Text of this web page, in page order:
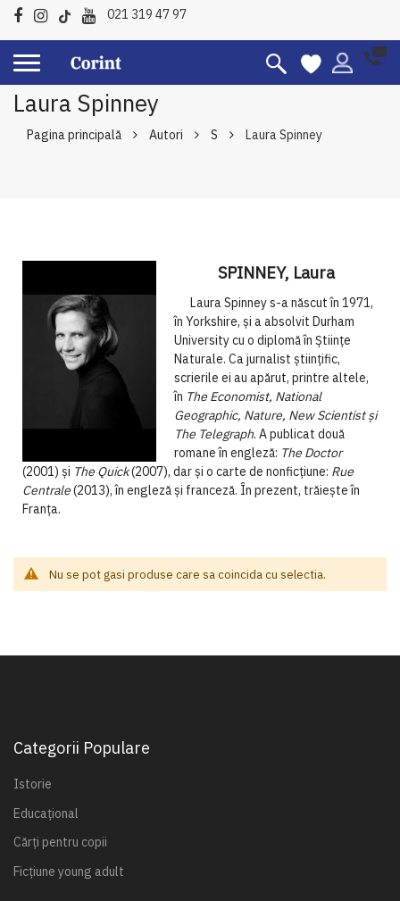
021 319 47 97
Laura Spinney
Pagina principală Autori S Laura Spinney
SPINNEY, Laura
Laura Spinney s-a născut în 1971,
în Yorkshire, şi a absolvit Durham
University cu o diplomă în Ştiinţe
Naturale. Ca jurnalist ştiinţific,
scrierile ei au apărut, printre altele,
în The Economist, National
Geographic, Nature, New Scientist şi
The Telegraph. A publicat două
romane în engleză: The Doctor
(2001) şi The Quick(2007), dar şi o carte de nonficţiune: Rue
Centrale(2013), în engleză şi franceză. În prezent, trăieşte în
Franţa.
Nu se pot gasi produse care sa coincida cu selectia.
Categorii Populare
Istorie
Educațional
Cărți pentru copii
Ficțiune young adult